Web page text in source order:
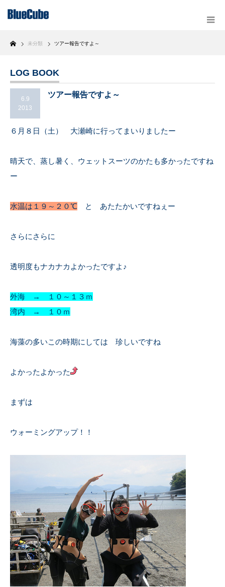
Home
未分類 ツアー報告ですよ～
LOG BOOK
6.9
2013
ツアー報告ですよ～
６月８日（土） 大瀬崎に行ってまいりましたー
晴天で、蒸し暑く、ウェットスーツのかたも多かったですね
ー
水温は１９～２０℃ と あたたかいですねぇー
さらにさらに
透明度もナカナカよかったですよ♪
外海 → １０～１３ｍ
湾内 → １０ｍ
海藻の多いこの時期にしては 珍しいですね
よかったよかった
まずは
ウォーミングアップ！！